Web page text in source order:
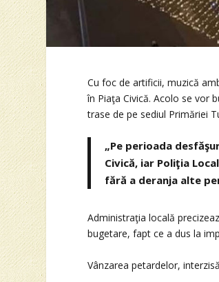
Cu foc de artificii, muzică
în Piaţa Civică. Acolo se vor
trase de pe sediul Primăriei
„Pe perioada
Civică, iar Poliţia
fără a deranja alte
Administraţia locală
bugetare, fapt ce a dus la
Vânzarea petardelor, interzisă